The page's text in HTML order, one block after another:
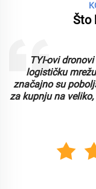
Što
TYI-ovi
logističku
značajno su
za kupnju na